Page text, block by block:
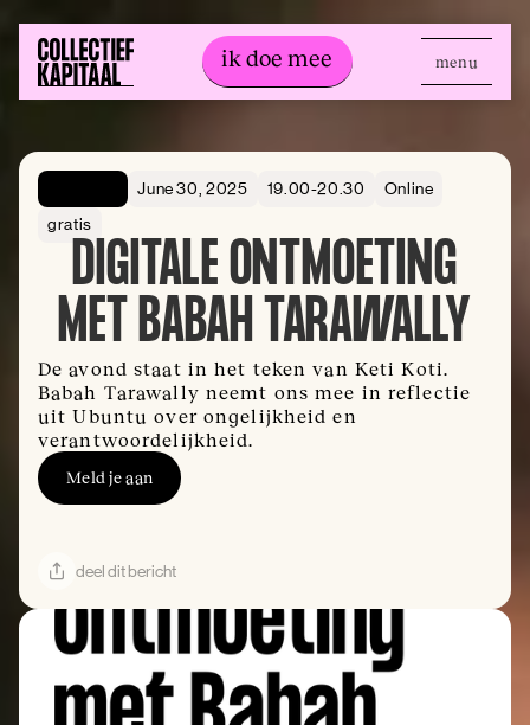
menu
ik doe mee
ik doe mee
June 30, 2025 19.00-20.30
Online
gratis
DIGITALE ONTMOETING
MET BABAH TARAWALLY
De avond staat in het teken van Keti Koti.
Babah Tarawally neemt ons mee in reflectie
uit Ubuntu over ongelijkheid en
verantwoordelijkheid.
Meld je aan
deel dit bericht